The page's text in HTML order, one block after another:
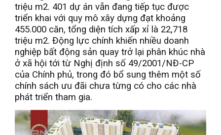
triệu m2. 401 dự án vẫn đang tiếp tục được
triển khai với quy mô xây dựng đạt khoảng
455.000 căn, tổng diện tích xấp xỉ là 22,718
triệu m2. Động lực chính khiến nhiều doanh
nghiệp bất động sản quay trở lại phân khúc nhà
ở xã hội tới từ Nghị định số 49/2001/NĐ-CP
của Chính phủ, trong đó bổ sung thêm một số
chính sách ưu đãi chưa từng có cho các nhà
phát triển tham gia.